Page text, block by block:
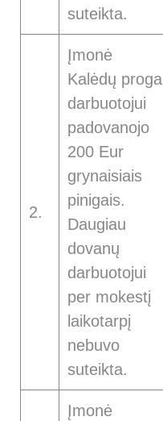
suteikta.
2.
Įmonė
Kalėdų proga
darbuotojui
padovanojo
200 Eur
grynaisiais
pinigais.
Daugiau
dovanų
darbuotojui
per mokestį
laikotarpį
nebuvo
suteikta.
Įmonė